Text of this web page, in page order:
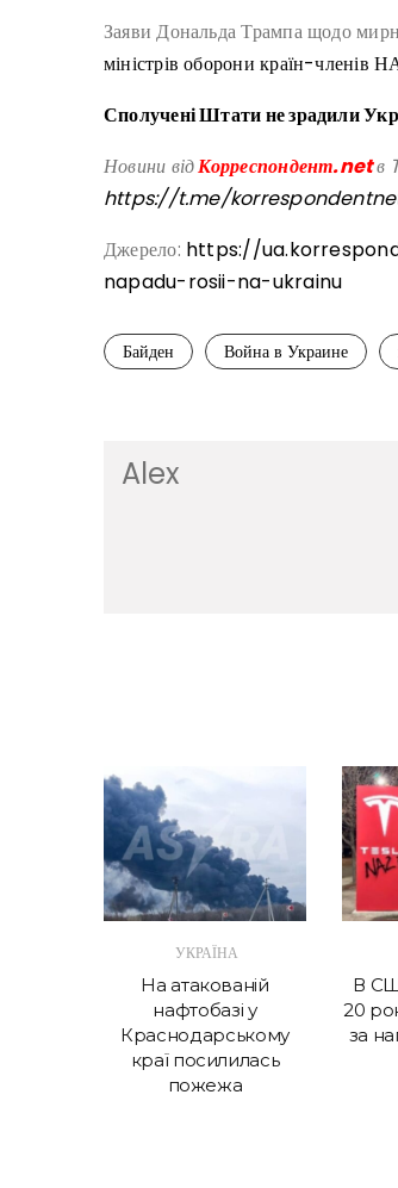
Заяви Дональда Трампа щодо
міністрів оборони країн-членів
Сполучені Штати не зрадили
Новини відКорреспондент.netв
https://t.me/
Джерело: https://
napadu-rosii-na-ukrainu
Байден Война в Украине
Alex
УКРАЇНА
На атакованій
нафтобазі у
Краснодарському
краї посилилась
пожежа
В
20
за